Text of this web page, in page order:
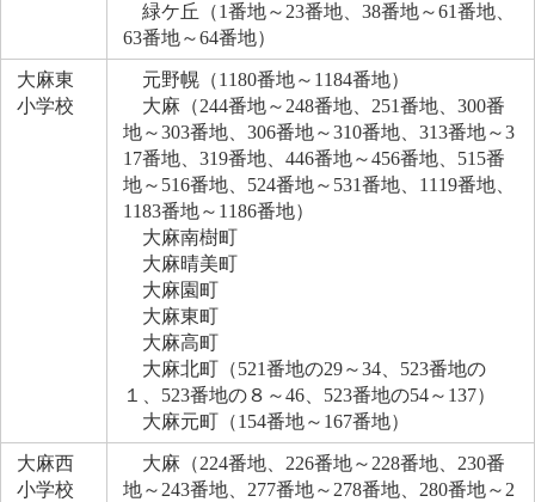
緑ケ丘（1番地～23番地、38番地～61番地、
63番地～64番地）
大麻東
小学校
元野幌（1180番地～1184番地）
大麻（244番地～248番地、251番地、300番
地～303番地、306番地～310番地、313番地～3
17番地、319番地、446番地～456番地、515番
地～516番地、524番地～531番地、1119番地、
1183番地～1186番地）
大麻南樹町
大麻晴美町
大麻園町
大麻東町
大麻高町
大麻北町（521番地の29～34、523番地の
１、523番地の８～46、523番地の54～137）
大麻元町（154番地～167番地）
大麻西
小学校
大麻（224番地、226番地～228番地、230番
地～243番地、277番地～278番地、280番地～2